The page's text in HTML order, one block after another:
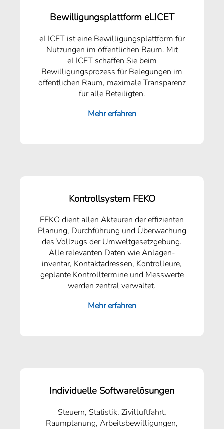
Bewilligungsplattform eLICET
eLICET ist eine Bewilligungs­plattform für
Nutzungen im öffent­lichen Raum. Mit
eLICET schaffen Sie beim
Bewilligungsprozess für Belegungen im
öffentlichen Raum, maximale Transparenz
für alle Beteiligten.
Mehr erfahren
Kontrollsystem FEKO
FEKO dient allen Akteuren der effizienten
Planung, Durch­führung und Über­wachung
des Vollzugs der Umweltgesetzgebung.
Alle relevanten Daten wie Anlagen­
inventar, Kontak­tadressen, Kon­trol­leure,
geplante Kon­troll­termine und Mess­werte
werden zentral verwaltet.
Mehr erfahren
Individuelle Softwarelösungen
Steuern, Statistik, Zivilluftfahrt,
Raumplanung, Arbeitsbewilligungen,